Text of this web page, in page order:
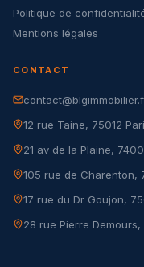
Politique de
Mentions légales
CONTACT
12 rue Taine, 75012
21 av de la Plaine,
105 rue de Charenton,
17 rue du Dr Goujon,
28 rue Pierre Demours,